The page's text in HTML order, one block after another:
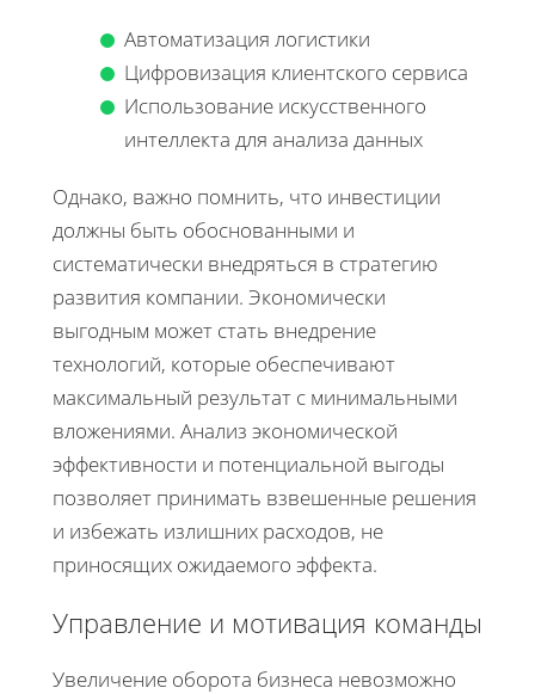
Автоматизация логистики
Цифровизация клиентского сервиса
Использование искусственного
интеллекта для анализа данных
Однако, важно помнить, что инвестиции
должны быть обоснованными и
систематически внедряться в стратегию
развития компании. Экономически
выгодным может стать внедрение
технологий, которые обеспечивают
максимальный результат с минимальными
вложениями. Анализ экономической
эффективности и потенциальной выгоды
позволяет принимать взвешенные решения
и избежать излишних расходов, не
приносящих ожидаемого эффекта.
Управление и мотивация команды
Увеличение оборота бизнеса невозможно